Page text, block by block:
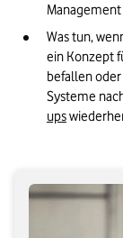
Was tun,
ein Konzept
befallen
Systeme
ups